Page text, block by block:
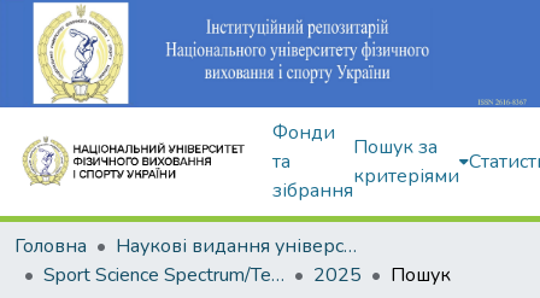
Фонди
та
зібрання
Пошук за
критеріями
Головна
Наукові видання університету
Sport Science Spectrum/Теорія і методика фізичного виховання і спорту
2025 Пошук